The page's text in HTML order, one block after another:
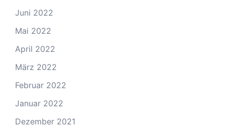
Juni 2022
Mai 2022
April 2022
März 2022
Februar 2022
Januar 2022
Dezember 2021